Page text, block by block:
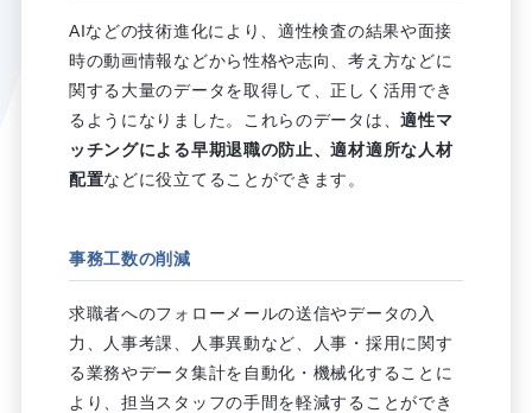
AIなどの技術進化により、適性検査の結果や面接
時の動画情報などから性格や志向、考え方などに
関する大量のデータを取得して、正しく活用でき
るようになりました。これらのデータは、適性マ
ッチングによる早期退職の防止、適材適所な人材
配置などに役立てることができます。
事務工数の削減
求職者へのフォローメールの送信やデータの入
力、人事考課、人事異動など、人事・採用に関す
る業務やデータ集計を自動化・機械化することに
より、担当スタッフの手間を軽減することができ